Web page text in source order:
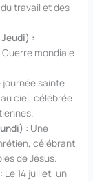
travail et des
:
mondiale
journée sainte
ciel, célébrée
: Une
célébrant
de Jésus.
Le 14 juillet, un